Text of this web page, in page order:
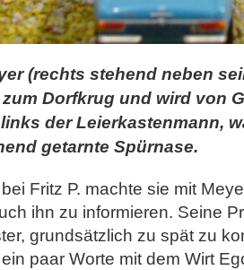
(rechts stehend neben
Dorfkrug und wird von
der Leierkastenmann,
getarnte Spürnase.
Fritz P. machte sie mit
ihn zu informieren. Seine
grundsätzlich zu spät zu
paar Worte mit dem Wirt